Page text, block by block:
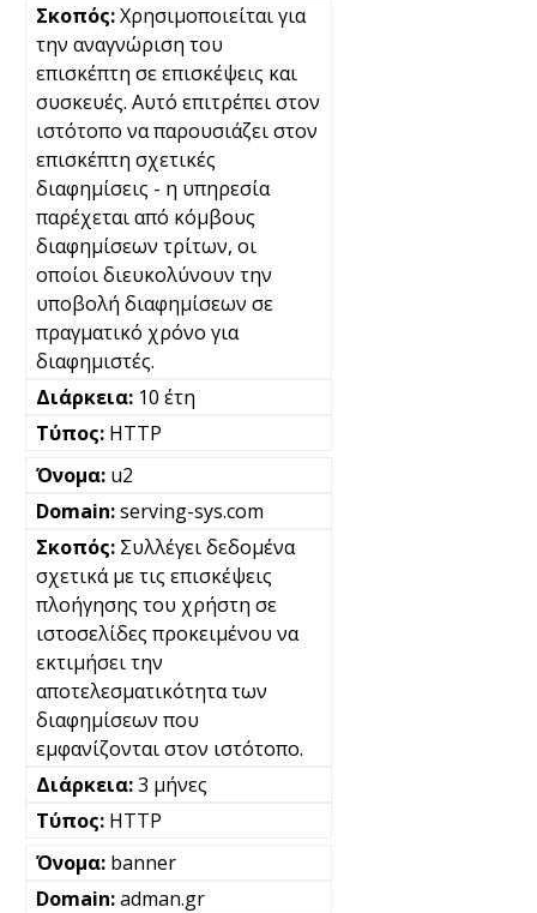
Χρησιμοποιείται για
την αναγνώριση του
επισκέπτη σε επισκέψεις και
συσκευές. Αυτό επιτρέπει στον
ιστότοπο να παρουσιάζει στον
επισκέπτη σχετικές
διαφημίσεις - η υπηρεσία
παρέχεται από κόμβους
διαφημίσεων τρίτων, οι
οποίοι διευκολύνουν την
υποβολή διαφημίσεων σε
πραγματικό χρόνο για
διαφημιστές.
10 έτη
HTTP
u2
serving-sys.com
Συλλέγει δεδομένα
σχετικά με τις επισκέψεις
πλοήγησης του χρήστη σε
ιστοσελίδες προκειμένου να
εκτιμήσει την
αποτελεσματικότητα των
διαφημίσεων που
εμφανίζονται στον ιστότοπο.
3 μήνες
HTTP
banner
adman.gr